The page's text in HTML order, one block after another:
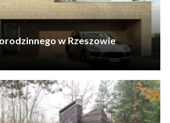
w Rzeszowie